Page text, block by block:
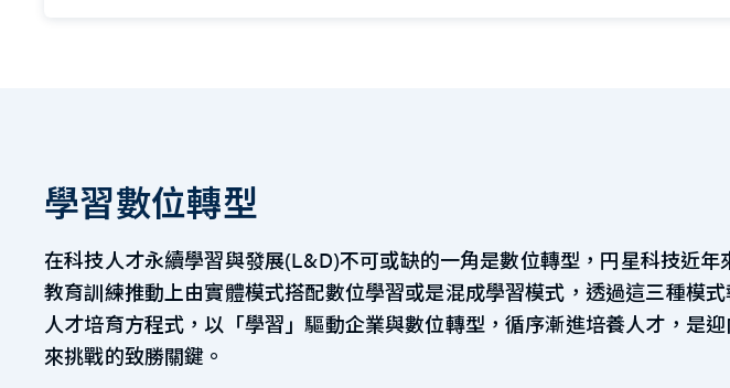
學習數位轉型
在科技人才永續學習與發展(L&D)不可或缺的一角是數位轉型，円星科技近年
教育訓練推動上由實體模式搭配數位學習或是混成學習模式，透過這三種模
人才培育方程式，以「學習」驅動企業與數位轉型，循序漸進培養人才，是
來挑戰的致勝關鍵。